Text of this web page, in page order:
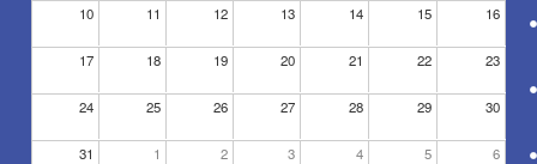
10 11 12 13 14 15 16
17 18 19 20 21 22 23
24 25 26 27 28 29 30
31 1 2 3 4 5 6